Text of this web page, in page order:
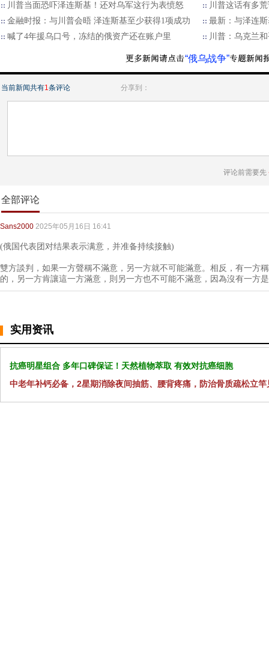
川普当面恐吓泽连斯基！还对乌军这行为表愤怒
川普这话有多
金融时报：与川普会晤 泽连斯基至少获得1项成功
最新：与泽连
喊了4年援乌口号，冻结的俄资产还在账户里
川普：乌克兰
“俄乌战争”
当前新闻共有1条评论 分享到：
评论前需要先
全部评论
Sans2000 2025年05月16日 16:41
(俄国代表团对结果表示满意，并准备持续接触)
雙方談判，如果一方聲稱不滿意，另一方就不可能滿意。相反，有一方
的，另一方肯讓這一方滿意，則另一方也不可能不滿意，因為沒有一方
实用资讯
抗癌明星组合 多年口碑保证！天然植物萃取 有效对抗癌细胞
中老年补钙必备，2星期消除夜间抽筋、腰背疼痛，防治骨质疏松立竿